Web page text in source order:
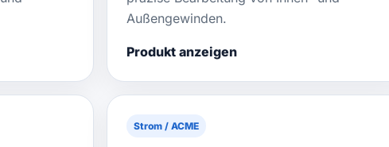
Außengewinden.
Produkt anzeigen
Strom / ACME